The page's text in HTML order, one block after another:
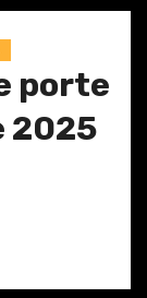
porte
2025